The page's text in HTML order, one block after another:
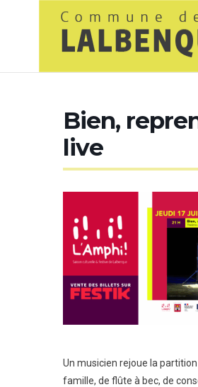
Bien,
live
Un musicien rejoue la
famille, de flûte à bec, de